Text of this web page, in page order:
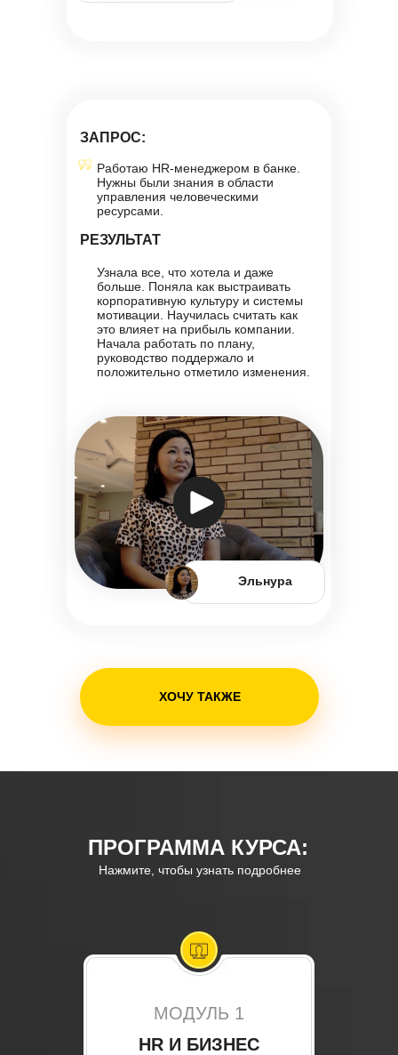
ХОЧУ ТАКЖЕ
ЗАПРОС:
РЕЗУЛЬТАТ
Работаю HR-менеджером в банке.
Нужны были знания в области
управления человеческими
ресурсами.
Эльнура
Узнала все, что хотела и даже
больше. Поняла как выстраивать
корпоративную культуру и системы
мотивации. Научилась считать как
это влияет на прибыль компании.
Начала работать по плану,
руководство поддержало и
положительно отметило изменения.
ПРОГРАММА КУРСА:
Нажмите, чтобы узнать подробнее
МОДУЛЬ 1
HR И БИЗНЕС